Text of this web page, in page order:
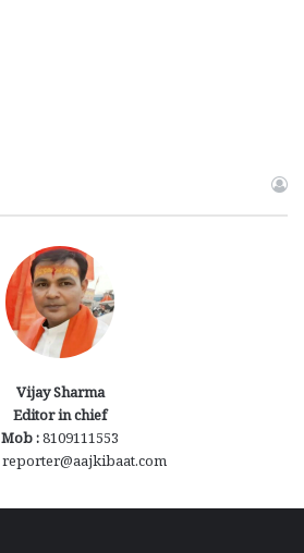
Vijay Sharma
Editor in chief
Mob :8109111553
reporter@aajkibaat.com